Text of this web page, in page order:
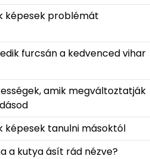
képesek problémát
furcsán a kedvenced vihar
amik megváltoztatják
képesek tanulni másoktól
a kutya ásít rád nézve?